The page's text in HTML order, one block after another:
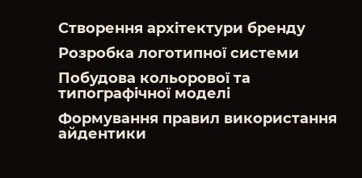
Створення архітектури бренду
Розробка логотипної системи
Побудова кольорової та
типографічної моделі
Формування правил використання
айдентики